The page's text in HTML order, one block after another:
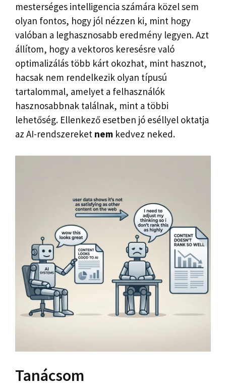
mesterséges intelligencia számára közel sem
olyan fontos, hogy jól nézzen ki, mint hogy
valóban a leghasznosabb eredmény legyen. Azt
állítom, hogy a vektoros keresésre való
optimalizálás több kárt okozhat, mint hasznot,
hacsak nem rendelkezik olyan típusú
tartalommal, amelyet a felhasználók
hasznosabbnak találnak, mint a többi
lehetőség. Ellenkező esetben jó eséllyel oktatja
az AI-rendszereket nem kedvez neked.
Tanácsom